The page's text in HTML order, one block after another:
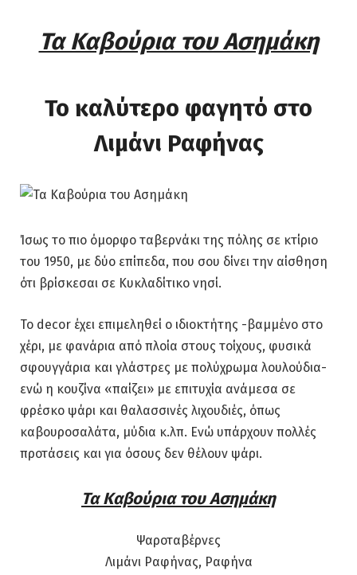
Τα Καβούρια του Ασημάκη
Το καλύτερο φαγητό στο
Λιμάνι Ραφήνας
Ίσως το πιο όμορφο ταβερνάκι της πόλης σε κτίριο
του 1950, με δύο επίπεδα, που σου δίνει την αίσθηση
ότι βρίσκεσαι σε Κυκλαδίτικο νησί.
Το decor έχει επιμεληθεί ο ιδιοκτήτης -βαμμένο στο
χέρι, με φανάρια από πλοία στους τοίχους, φυσικά
σφουγγάρια και γλάστρες με πολύχρωμα λουλούδια-
ενώ η κουζίνα «παίζει» με επιτυχία ανάμεσα σε
φρέσκο ψάρι και θαλασσινές λιχουδιές, όπως
καβουροσαλάτα, μύδια κ.λπ. Ενώ υπάρχουν πολλές
προτάσεις και για όσους δεν θέλουν ψάρι.
Τα Καβούρια του Ασημάκη
Ψαροταβέρνες
Λιμάνι Ραφήνας, Ραφήνα